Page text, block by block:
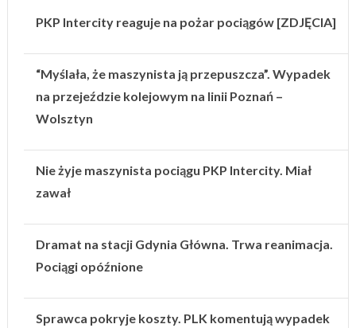
PKP Intercity reaguje na pożar pociągów [ZDJĘCIA]
“Myślała, że maszynista ją przepuszcza”. Wypadek
na przejeździe kolejowym na linii Poznań –
Wolsztyn
Nie żyje maszynista pociągu PKP Intercity. Miał
zawał
Dramat na stacji Gdynia Główna. Trwa reanimacja.
Pociągi opóźnione
Sprawca pokryje koszty. PLK komentują wypadek